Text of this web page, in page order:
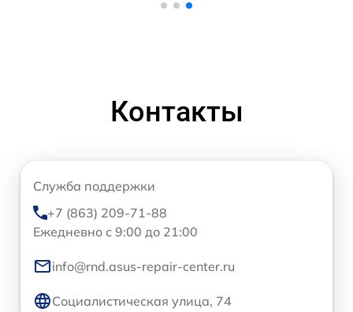
Контакты
Служба поддержки
+7 (863) 209-71-88
Ежедневно с 9:00 до 21:00
info@rnd.asus-repair-center.ru
Социалистическая улица, 74